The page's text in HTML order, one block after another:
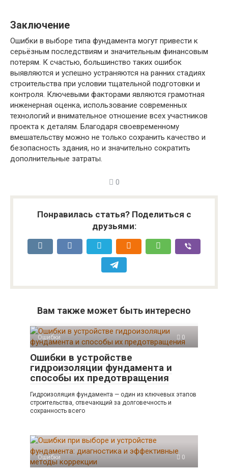
Заключение
Ошибки в выборе типа фундамента могут привести к
серьёзным последствиям и значительным финансовым
потерям. К счастью, большинство таких ошибок
выявляются и успешно устраняются на ранних стадиях
строительства при условии тщательной подготовки и
контроля. Ключевыми факторами являются грамотная
инженерная оценка, использование современных
технологий и внимательное отношение всех участников
проекта к деталям. Благодаря своевременному
вмешательству можно не только сохранить качество и
безопасность здания, но и значительно сократить
дополнительные затраты.
0
Понравилась статья? Поделиться с
друзьями:
Вам также может быть интересно
Ошибки 0
Ошибки в устройстве
гидроизоляции фундамента и
способы их предотвращения
Гидроизоляция фундамента — один из ключевых этапов
строительства, отвечающий за долговечность и
сохранность всего
Ошибки 0